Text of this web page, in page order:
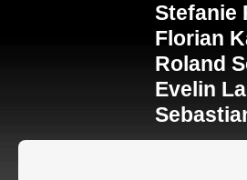
Stefanie
Florian
Roland
Evelin